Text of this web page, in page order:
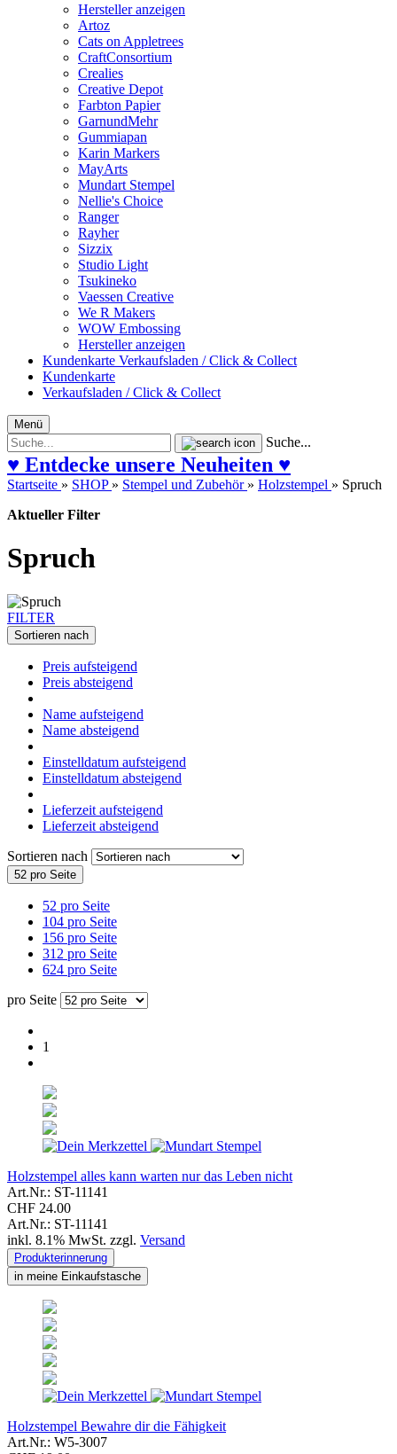
Hersteller anzeigen
Artoz
Cats on Appletrees
CraftConsortium
Crealies
Creative Depot
Farbton Papier
GarnundMehr
Gummiapan
Karin Markers
MayArts
Mundart Stempel
Nellie's Choice
Ranger
Rayher
Sizzix
Studio Light
Tsukineko
Vaessen Creative
We R Makers
WOW Embossing
Hersteller anzeigen
Kundenkarte Verkaufsladen / Click & Collect
Kundenkarte
Verkaufsladen / Click & Collect
Menü
Suche...
♥ Entdecke unsere Neuheiten ♥
Startseite » SHOP » Stempel und Zubehör » Holzstempel » Spruch
Aktueller Filter
Spruch
FILTER
Sortieren nach
Preis aufsteigend
Preis absteigend
Name aufsteigend
Name absteigend
Einstelldatum aufsteigend
Einstelldatum absteigend
Lieferzeit aufsteigend
Lieferzeit absteigend
Sortieren nach
52 pro Seite
52 pro Seite
104 pro Seite
156 pro Seite
312 pro Seite
624 pro Seite
pro Seite
1
Holzstempel alles kann warten nur das Leben nicht
Art.Nr.: ST-11141
CHF 24.00
Art.Nr.: ST-11141
inkl. 8.1% MwSt. zzgl. Versand
Produkterinnerung
in meine Einkaufstasche
Holzstempel Bewahre dir die Fähigkeit
Art.Nr.: W5-3007